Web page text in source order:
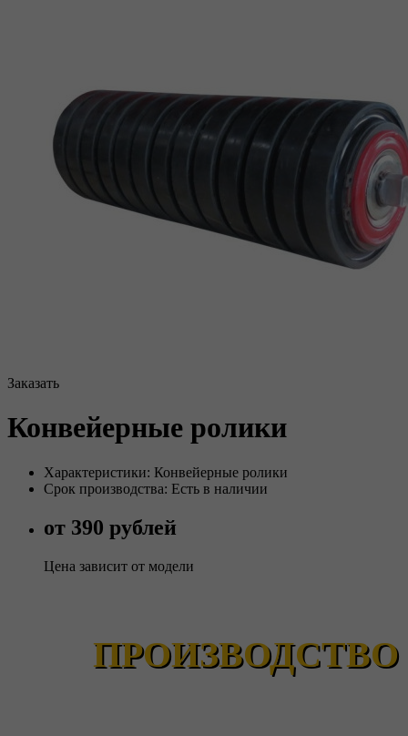
Заказать
Конвейерные ролики
Характеристики: Конвейерные ролики
Срок производства: Есть в наличии
от 390 рублей
Цена зависит от модели
ПРОИЗВОДСТВО